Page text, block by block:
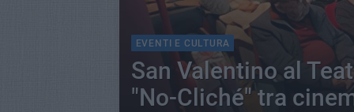
EVENTI E CULTURA
San Valentino al
"No-Cliché" tra